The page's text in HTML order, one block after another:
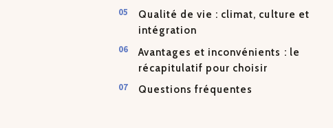
Qualité de vie : climat, culture et
intégration
Avantages et inconvénients : le
récapitulatif pour choisir
Questions fréquentes